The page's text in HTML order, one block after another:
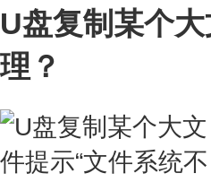
U盘复制某个
理？